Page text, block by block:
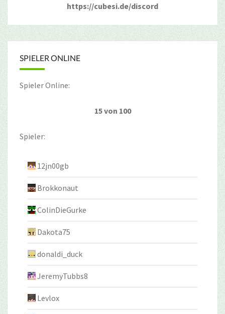
https://cubesi.de/discord
SPIELER ONLINE
Spieler Online:
15 von 100
Spieler:
12jn00gb
Brokkonaut
ColinDieGurke
Dakota75
donaldi_duck
JeremyTubbs8
Levlox